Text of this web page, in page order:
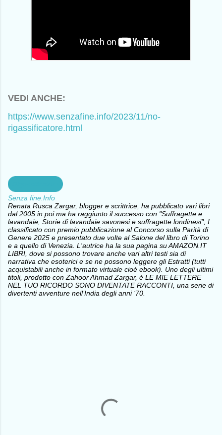
VEDI ANCHE:
https://www.senzafine.info/2023/11/no-
rigassificatore.html
Senza fine.Info
Renata Rusca Zargar, blogger e scrittrice, ha pubblicato vari libri
dal 2005 in poi ma ha raggiunto il successo con "Suffragette e
lavandaie, Storie di lavandaie savonesi e suffragette londinesi", I
classificato con premio pubblicazione al Concorso sulla Parità di
Genere 2025 e presentato due volte al Salone del libro di Torino
e a quello di Venezia. L'autrice ha la sua pagina su AMAZON.IT
LIBRI, dove si possono trovare anche vari altri testi sia di
narrativa che esoterici e se ne possono leggere gli Estratti (tutti
acquistabili anche in formato virtuale cioè ebook). Uno degli ultimi
titoli, prodotto con Zahoor Ahmad Zargar, è LE MIE LETTERE
NEL TUO RICORDO SONO DIVENTATE RACCONTI, una serie di
divertenti avventure nell’India degli anni ‘70.